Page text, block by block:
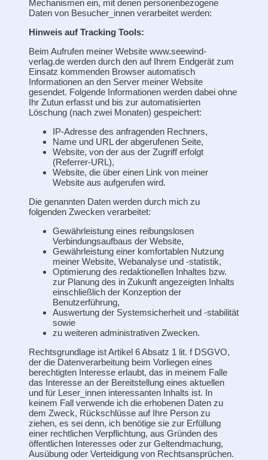
Mechanismen ein, mit denen personenbezogene
Daten von Besucher_innen verarbeitet werden:
Hinweis auf Tracking Tools:
Beim Aufrufen meiner Website www.seewind-
verlag.de werden durch den auf Ihrem Endgerät zum
Einsatz kommenden Browser automatisch
Informationen an den Server meiner Website
gesendet. Folgende Informationen werden dabei ohne
Ihr Zutun erfasst und bis zur automatisierten
Löschung (nach zwei Monaten) gespeichert:
IP-Adresse des anfragenden Rechners,
Name und URL der abgerufenen Seite,
Website, von der aus der Zugriff erfolgt
(Referrer-URL),
Website, die über einen Link von meiner
Website aus aufgerufen wird.
Die genannten Daten werden durch mich zu
folgenden Zwecken verarbeitet:
Gewährleistung eines reibungslosen
Verbindungsaufbaus der Website,
Gewährleistung einer komfortablen Nutzung
meiner Website, Webanalyse und -statistik,
Optimierung des redaktionellen Inhaltes bzw.
zur Planung des in Zukunft angezeigten Inhalts
einschließlich der Konzeption der
Benutzerführung,
Auswertung der Systemsicherheit und -stabilität
sowie
zu weiteren administrativen Zwecken.
Rechtsgrundlage ist Artikel 6 Absatz 1 lit. f DSGVO,
der die Datenverarbeitung beim Vorliegen eines
berechtigten Interesse erlaubt, das in meinem Falle
das Interesse an der Bereitstellung eines aktuellen
und für Leser_innen interessanten Inhalts ist. In
keinem Fall verwende ich die erhobenen Daten zu
dem Zweck, Rückschlüsse auf Ihre Person zu
ziehen, es sei denn, ich benötige sie zur Erfüllung
einer rechtlichen Verpflichtung, aus Gründen des
öffentlichen Interesses oder zur Geltendmachung,
Ausübung oder Verteidigung von Rechtsansprüchen.